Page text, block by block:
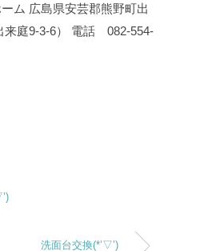
ム 広島県安芸郡熊野町出
庭9-3-6）
電話 082-554-
洗面台交換(*’▽’)